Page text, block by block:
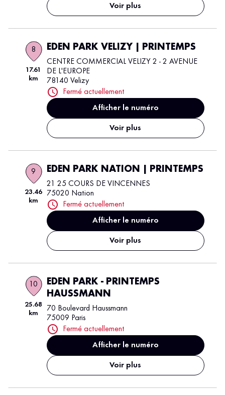
Voir plus
8
17.61
km
EDEN PARK VELIZY | PRINTEMPS
CENTRE COMMERCIAL VELIZY 2 - 2 AVENUE
DE L'EUROPE
78140 Velizy
Fermé actuellement
Afficher le numéro
Voir plus
9
23.46
km
EDEN PARK NATION | PRINTEMPS
21 25 COURS DE VINCENNES
75020 Nation
Fermé actuellement
Afficher le numéro
Voir plus
10
25.68
km
EDEN PARK - PRINTEMPS
HAUSSMANN
70 Boulevard Haussmann
75009 Paris
Fermé actuellement
Afficher le numéro
Voir plus